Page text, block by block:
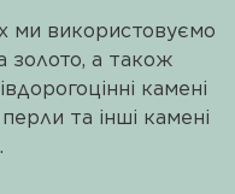
ми використовуємо
золото, а також
камені
та інші камені